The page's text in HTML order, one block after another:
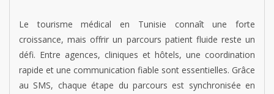
Le tourisme médical en Tunisie connaît une forte
croissance, mais offrir un parcours patient fluide reste un
défi. Entre agences, cliniques et hôtels, une coordination
rapide et une communication fiable sont essentielles. Grâce
au SMS, chaque étape du parcours est synchronisée en